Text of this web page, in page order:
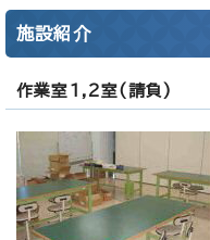
施設紹介
作業室1,2室(請負)